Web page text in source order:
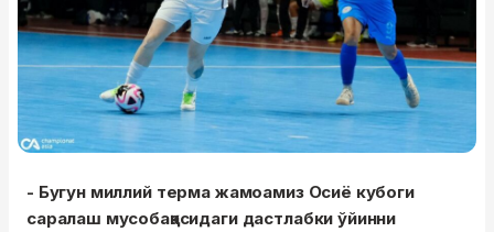
- Бугун миллий терма жамоамиз Осиё кубоги
саралаш мусобақасидаги дастлабки ўйинни